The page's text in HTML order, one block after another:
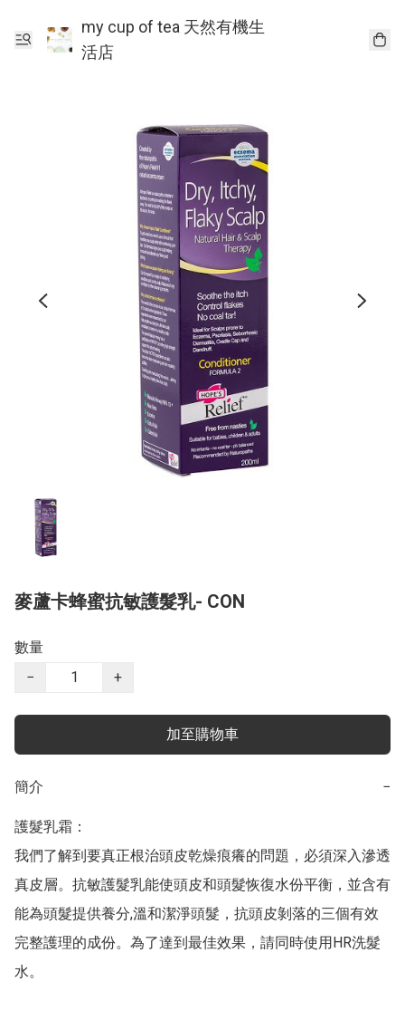
my cup of tea 天然有機生
活店
麥蘆卡蜂蜜抗敏護髮乳- CON
數量
−
+
加至購物車
簡介 −
護髮乳霜：
我們了解到要真正根治頭皮乾燥痕癢的問題，必須深入滲透
真皮層。抗敏護髮乳能使頭皮和頭髮恢復水份平衡，並含有
能為頭髮提供養分,溫和潔淨頭髮，抗頭皮剝落的三個有效
完整護理的成份。為了達到最佳效果，請同時使用HR洗髮
水。